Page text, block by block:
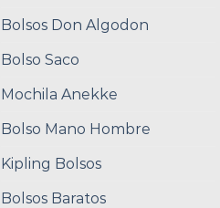
Bolsos Don Algodon
Bolso Saco
Mochila Anekke
Bolso Mano Hombre
Kipling Bolsos
Bolsos Baratos